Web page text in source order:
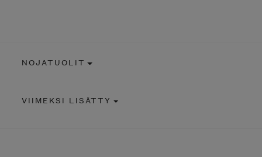
NOJATUOLIT
VIIMEKSI LISÄTTY